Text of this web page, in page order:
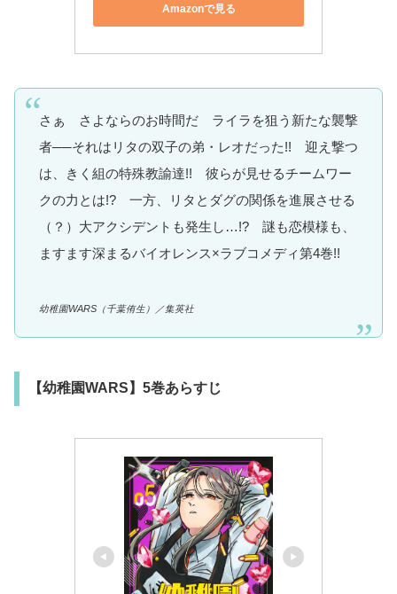
Amazonで見る
さぁ さよならのお時間だ ライラを狙う新たな襲撃
者──それはリタの双子の弟・レオだった!! 迎え撃つ
は、きく組の特殊教諭達!! 彼らが見せるチームワー
クの力とは!? 一方、リタとダグの関係を進展させる
（？）大アクシデントも発生し…!? 謎も恋模様も、
ますます深まるバイオレンス×ラブコメディ第4巻!!
幼稚園WARS（千葉侑生）／集英社
【幼稚園WARS】5巻あらすじ